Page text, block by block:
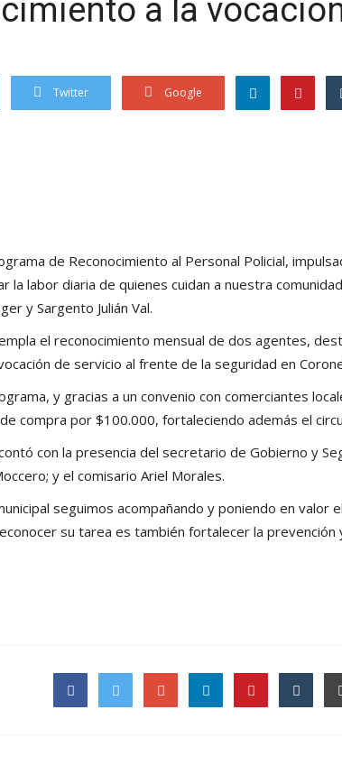
a la
Twitter Google
de Reconocimiento al Personal Policial,
la labor diaria de quienes cuidan a nuestra
y Sargento Julián Val.
el reconocimiento mensual de dos agentes,
de servicio al frente de la seguridad en
y gracias a un convenio con comerciantes
compra por $100.000, fortaleciendo además el
con la presencia del secretario de Gobierno y
y el comisario Ariel Morales.
seguimos acompañando y poniendo en valor
su tarea es también fortalecer la